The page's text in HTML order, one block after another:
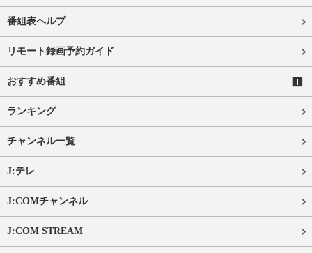
番組表ヘルプ
リモート録画予約ガイド
おすすめ番組
ランキング
チャンネル一覧
J:テレ
J:COMチャンネル
J:COM STREAM